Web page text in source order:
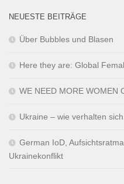
NEUESTE BEITRÄGE
Über Bubbles und Blasen
Here they are: Global
WE NEED MORE WOMEN
Ukraine – wie verhalten
German IoD,
Ukrainekonflikt